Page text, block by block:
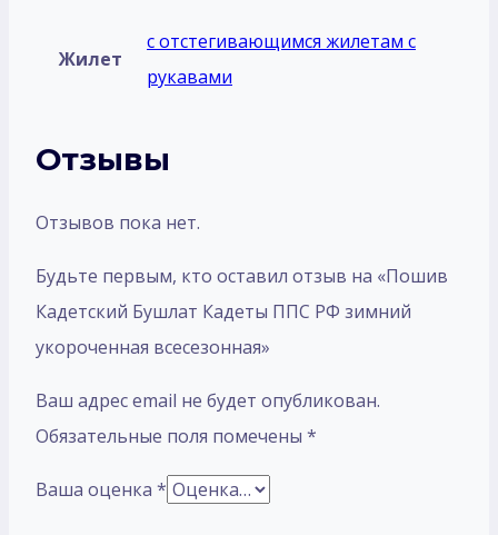
Жилет
с отстегивающимся жилетам с
рукавами
Отзывы
Отзывов пока нет.
Будьте первым, кто оставил отзыв на «Пошив
Кадетский Бушлат Кадеты ППС РФ зимний
укороченная всесезонная»
Ваш адрес email не будет опубликован.
Обязательные поля помечены *
Ваша оценка *